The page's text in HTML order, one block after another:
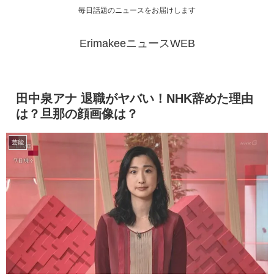
毎日話題のニュースをお届けします
ErimakeeニュースWEB
田中泉アナ 退職がヤバい！NHK辞めた理由
は？旦那の顔画像は？
芸能